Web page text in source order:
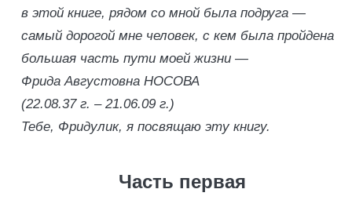
в этой книге, рядом со мной была подруга —
самый дорогой мне человек, с кем была пройдена
большая часть пути моей жизни —
Фрида Августовна НОСОВА
(22.08.37 г. – 21.06.09 г.)
Тебе, Фридулик, я посвящаю эту книгу.
Часть первая